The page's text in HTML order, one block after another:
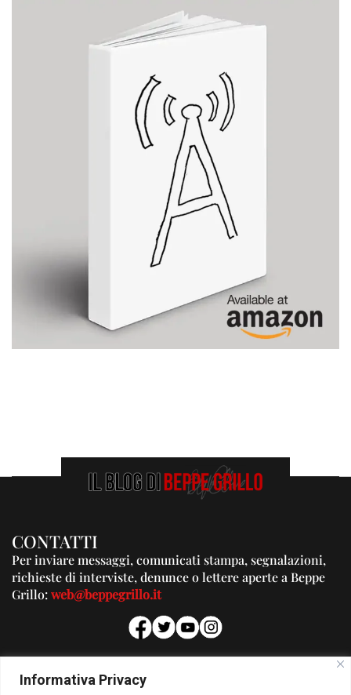
Informativa Privacy
CONTATTI
Per inviare messaggi, comunicati stampa, segnalazioni,
richieste di interviste, denunce o lettere aperte a Beppe
Grillo:web@beppegrillo.it
PUBBLICITA'
Per la tua pubblicità su questo Blog: